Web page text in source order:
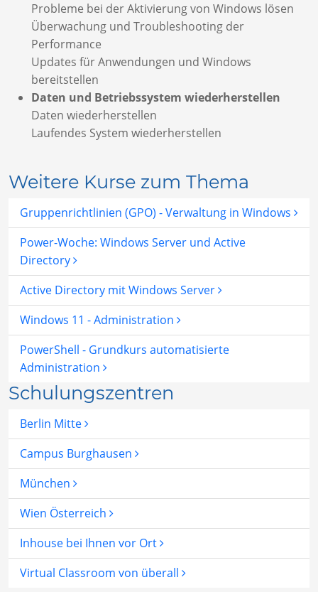
Probleme bei der Aktivierung von Windows lösen
Überwachung und Troubleshooting der
Performance
Updates für Anwendungen und Windows
bereitstellen
Daten und Betriebssystem wiederherstellen
Daten wiederherstellen
Laufendes System wiederherstellen
Weitere Kurse zum Thema
Gruppenrichtlinien (GPO) - Verwaltung in Windows
Power-Woche: Windows Server und Active
Directory
Active Directory mit Windows Server
Windows 11 - Administration
PowerShell - Grundkurs automatisierte
Administration
Schulungszentren
Berlin Mitte
Campus Burghausen
München
Wien Österreich
Inhouse bei Ihnen vor Ort
Virtual Classroom von überall